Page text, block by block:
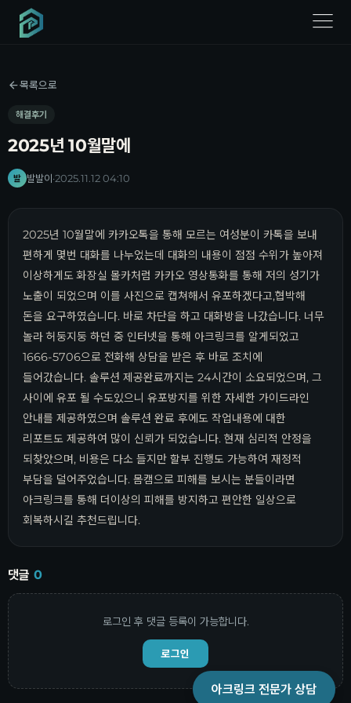
menu
목록으로
해결후기
2025년 10월말에
발 발발이·2025.11.12 04:10
2025년 10월말에 카카오톡을 통해 모르는 여성분이 카톡을 보내
편하게 몇번 대화를 나누었는데 대화의 내용이 점점 수위가 높아져
이상하게도 화장실 몰카처럼 카카오 영상통화를 통해 저의 성기가
노출이 되었으며 이를 사진으로 캡쳐해서 유포하겠다고,협박해
돈을 요구하였습니다. 바로 차단을 하고 대화방을 나갔습니다. 너무
놀라 허둥지둥 하던 중 인터넷을 통해 아크링크를 알게되었고
1666-5706으로 전화해 상담을 받은 후 바로 조치에
들어갔습니다. 솔루션 제공완료까지는 24시간이 소요되었으며, 그
사이에 유포 될 수도있으니 유포방지를 위한 자세한 가이드라인
안내를 제공하였으며 솔루션 완료 후에도 작업내용에 대한
리포트도 제공하여 많이 신뢰가 되었습니다. 현재 심리적 안정을
되찾았으며, 비용은 다소 들지만 할부 진행도 가능하여 재정적
부담을 덜어주었습니다. 몸캠으로 피해를 보시는 분들이라면
아크링크를 통해 더이상의 피해를 방지하고 편안한 일상으로
회복하시길 추천드립니다.
댓글 0
로그인 후 댓글 등록이 가능합니다.
로그인
아크링크 전문가 상담